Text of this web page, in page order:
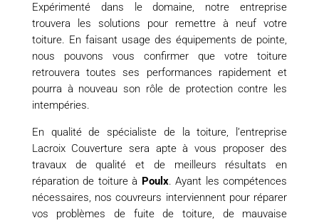
Expérimenté dans le domaine, notre entreprise
trouvera les solutions pour remettre à neuf votre
toiture. En faisant usage des équipements de pointe,
nous pouvons vous confirmer que votre toiture
retrouvera toutes ses performances rapidement et
pourra à nouveau son rôle de protection contre les
intempéries.
En qualité de spécialiste de la toiture, l’entreprise
Lacroix Couverture sera apte à vous proposer des
travaux de qualité et de meilleurs résultats en
réparation de toiture à Poulx. Ayant les compétences
nécessaires, nos couvreurs interviennent pour réparer
vos problèmes de fuite de toiture, de mauvaise